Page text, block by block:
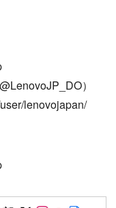
）
lenovojapan/